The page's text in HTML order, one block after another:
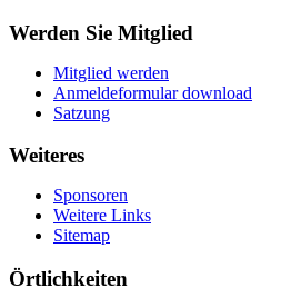
Werden Sie Mitglied
Mitglied werden
Anmeldeformular download
Satzung
Weiteres
Sponsoren
Weitere Links
Sitemap
Örtlichkeiten